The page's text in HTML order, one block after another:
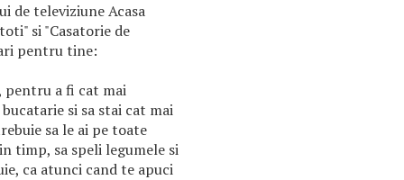
de televiziune Acasa
si "Casatorie de
pentru tine:
pentru a fi cat mai
si sa stai cat mai
sa le ai pe toate
timp, sa speli legumele si
ca atunci cand te apuci